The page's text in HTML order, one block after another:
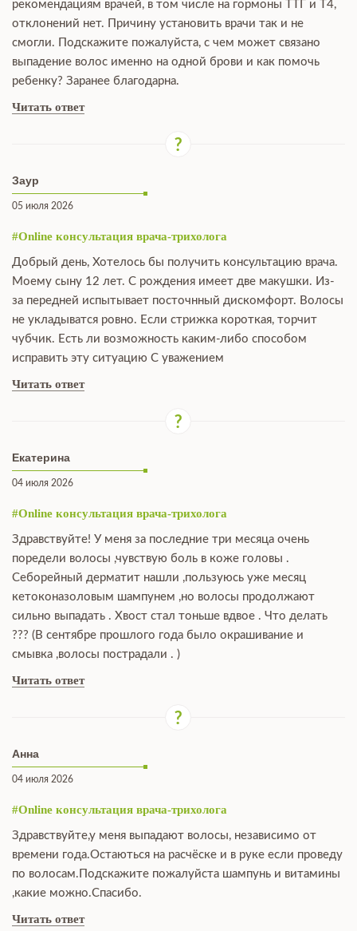
рекомендациям врачей, в том числе на гормоны ТТГ и Т4,
отклонений нет. Причину установить врачи так и не
смогли. Подскажите пожалуйста, с чем может связано
выпадение волос именно на одной брови и как помочь
ребенку? Заранее благодарна.
Читать ответ
Заур
05 июля 2026
#Online консультация врача-трихолога
Добрый день, Хотелось бы получить консультацию врача.
Моему сыну 12 лет. С рождения имеет две макушки. Из-
за передней испытывает посточнный дискомфорт. Волосы
не укладыватся ровно. Если стрижка короткая, торчит
чубчик. Есть ли возможность каким-либо способом
исправить эту ситуацию С уважением
Читать ответ
Екатерина
04 июля 2026
#Online консультация врача-трихолога
Здравствуйте! У меня за последние три месяца очень
поредели волосы ,чувствую боль в коже головы .
Себорейный дерматит нашли ,пользуюсь уже месяц
кетоконазоловым шампунем ,но волосы продолжают
сильно выпадать . Хвост стал тоньше вдвое . Что делать
??? (В сентябре прошлого года было окрашивание и
смывка ,волосы пострадали . )
Читать ответ
Анна
04 июля 2026
#Online консультация врача-трихолога
Здравствуйте,у меня выпадают волосы, независимо от
времени года.Остаються на расчёске и в руке если проведу
по волосам.Подскажите пожалуйста шампунь и витамины
,какие можно.Спасибо.
Читать ответ